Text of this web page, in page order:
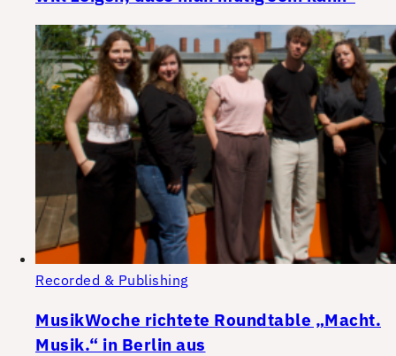
Recorded & Publishing
MusikWoche richtete Roundtable „Macht.
Musik.“ in Berlin aus